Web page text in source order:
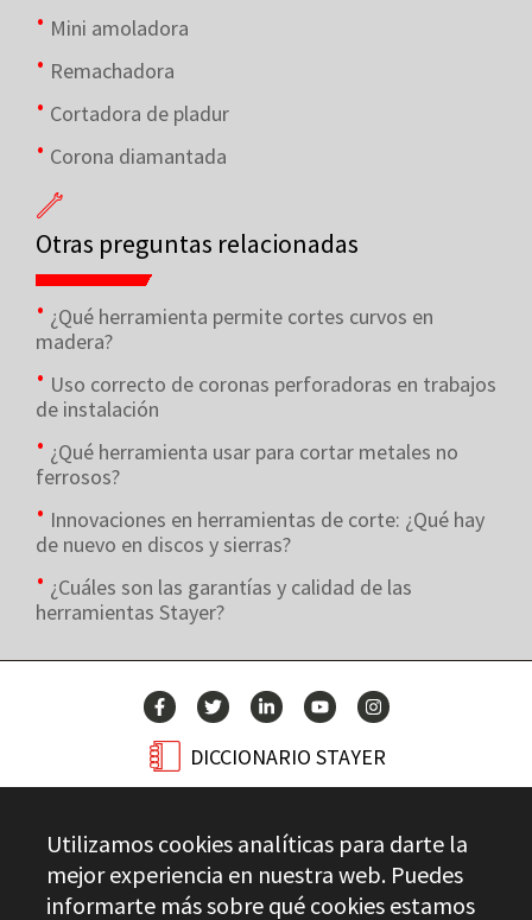
Mini amoladora
Remachadora
Cortadora de pladur
Corona diamantada
Otras preguntas relacionadas
¿Qué herramienta permite cortes curvos en
madera?
Uso correcto de coronas perforadoras en trabajos
de instalación
¿Qué herramienta usar para cortar metales no
ferrosos?
Innovaciones en herramientas de corte: ¿Qué hay
de nuevo en discos y sierras?
¿Cuáles son las garantías y calidad de las
herramientas Stayer?
DICCIONARIO STAYER
CONTACTO
Utilizamos cookies analíticas para darte la
mejor experiencia en nuestra web. Puedes
informarte más sobre qué cookies estamos